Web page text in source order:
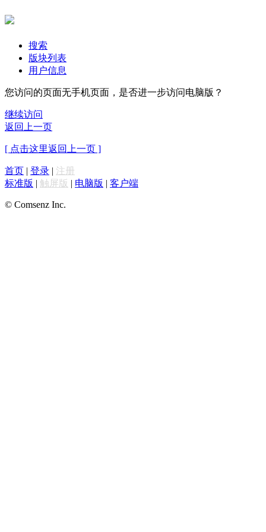
搜索
版块列表
用户信息
您访问的页面无手机页面，是否进一步访问电脑版？
继续访问
返回上一页
[ 点击这里返回上一页 ]
首页 | 登录 | 注册
标准版 | 触屏版 | 电脑版 | 客户端
© Comsenz Inc.